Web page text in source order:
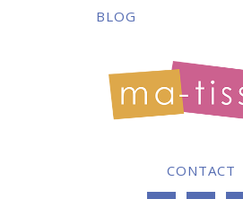
BLOG
CONTACT